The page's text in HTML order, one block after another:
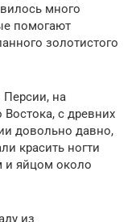
много
помогают
золотистого
Персии, на
с древних
довольно давно,
красить ногти
и яйцом около
из